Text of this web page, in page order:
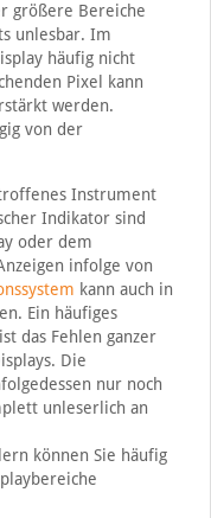
größere Bereiche
unlesbar. Im
häufig nicht
Pixel kann
werden.
von der
Instrument
Indikator sind
oder dem
infolge von
kann auch in
Ein häufiges
das Fehlen ganzer
Die
nur noch
unleserlich an
können Sie häufig